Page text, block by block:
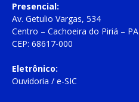
Presencial:
Av. Getulio Vargas, 534
Centro – Cachoeira do Piriá – PA
CEP: 68617-000
Eletrônico:
Ouvidoria / e-SIC